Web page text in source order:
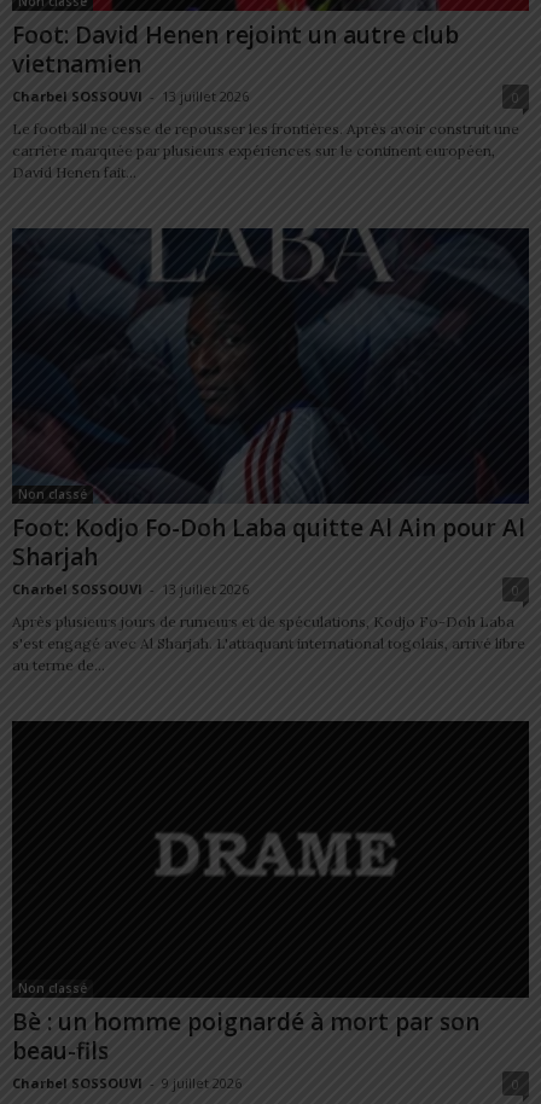
Foot: David Henen rejoint un autre club
vietnamien
Charbel SOSSOUVI - 13 juillet 2026
0
Le football ne cesse de repousser les frontières. Après avoir construit une
carrière marquée par plusieurs expériences sur le continent européen,
David Henen fait...
Non classé
Foot: Kodjo Fo-Doh Laba quitte Al Ain pour Al
Sharjah
Charbel SOSSOUVI - 13 juillet 2026
0
Après plusieurs jours de rumeurs et de spéculations, Kodjo Fo-Doh Laba
s'est engagé avec Al Sharjah. L'attaquant international togolais, arrivé libre
au terme de...
Non classé
Bè : un homme poignardé à mort par son
beau-fils
Charbel SOSSOUVI - 9 juillet 2026
0